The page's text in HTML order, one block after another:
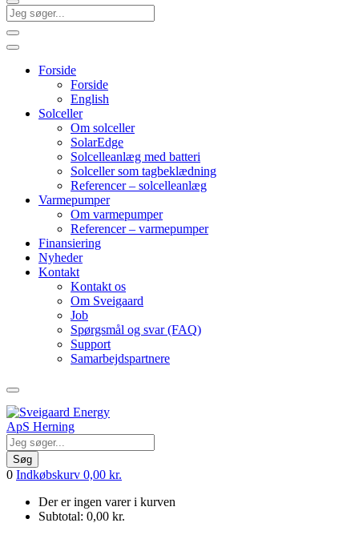
Forside
Forside
English
Solceller
Om solceller
SolarEdge
Solcelleanlæg med batteri
Solceller som tagbeklædning
Referencer – solcelleanlæg
Varmepumper
Om varmepumper
Referencer – varmepumper
Finansiering
Nyheder
Kontakt
Kontakt os
Om Sveigaard
Job
Spørgsmål og svar (FAQ)
Support
Samarbejdspartnere
Søg
0 Indkøbskurv 0,00 kr.
Der er ingen varer i kurven
Subtotal: 0,00 kr.